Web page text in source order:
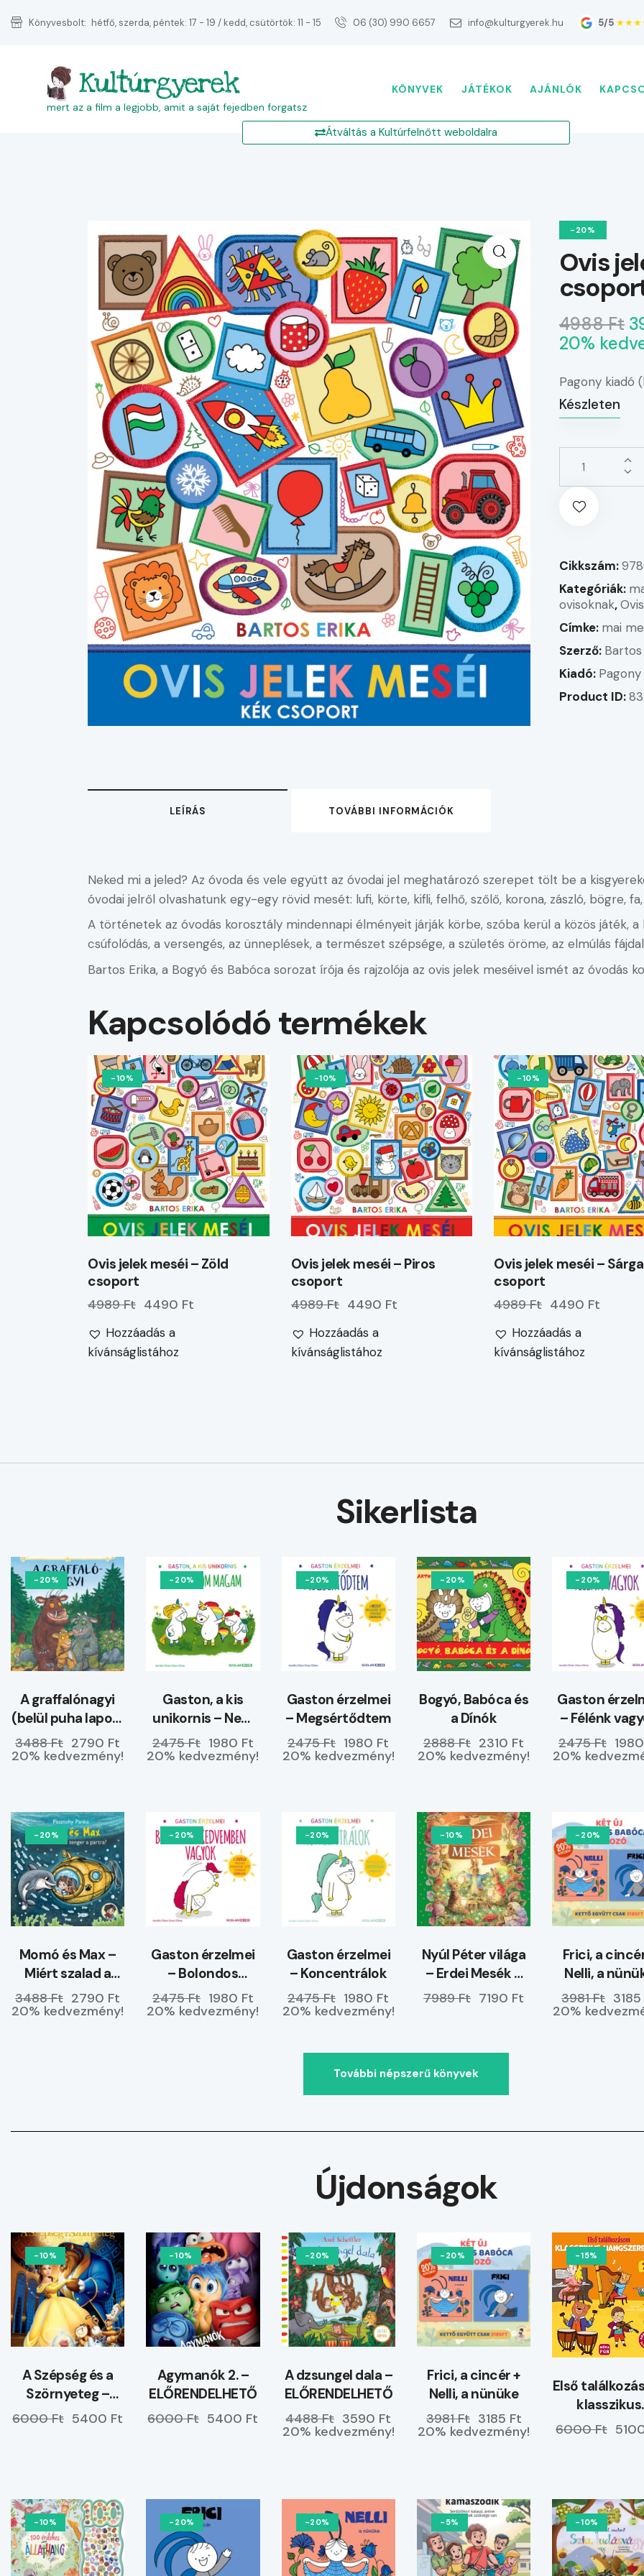
Könyvesbolt: hétfő, szerda, péntek: 17 - 19 / kedd, csütörtök: 11 - 15 06 (30) 990 6657 info@kulturgyerek.hu 5/5
Kultúrgyerek
mert az a film a legjobb, amit a saját fejedben forgatsz
KÖNYVEK JÁTÉKOK AJÁNLÓK
Átváltás a Kultúrfelnőtt weboldalra
-20%
Ovis
4988 Ft
20%
Pagony kiadó
Készleten
Cikkszám:
Kategóriák:
ovisoknak,
Címke: mai
Szerző:
Kiadó:
Product ID:
LEÍRÁS TOVÁBBI INFORMÁCIÓK
Neked mi a jeled? Az óvoda és vele együtt az óvodai jel meghatározó szerepet tölt be a
óvodai jelről olvashatunk egy-egy rövid mesét: lufi, körte, kifli, felhő, szőlő, korona, zászló, bögre,
A történetek az óvodás korosztály mindennapi élményeit járják körbe, szóba kerül a közös játék, a
csúfolódás, a versengés, az ünneplések, a természet szépsége, a születés öröme, az elmúlás
Bartos Erika, a Bogyó és Babóca sorozat írója és rajzolója az ovis jelek meséivel ismét az óvodás
Kapcsolódó termékek
-10%
Ovis jelek meséi – Zöld
csoport
4989 Ft 4490 Ft
Hozzáadás a
kívánságlistához
-10%
Ovis jelek meséi – Piros
csoport
4989 Ft 4490 Ft
Hozzáadás a
kívánságlistához
-10%
Ovis jelek meséi – Sárga
csoport
4989 Ft 4490 Ft
Hozzáadás a
kívánságlistához
Sikerlista
-20%
A graffalónagyi
(belül puha lapos)
ELŐRENDELHETŐ
3488 Ft 2790 Ft
20% kedvezmény!
-20%
Gaston, a kis
unikornis – Nem
hagyom magam
2475 Ft 1980 Ft
20% kedvezmény!
-20%
Gaston érzelmei
– Megsértődtem
2475 Ft 1980 Ft
20% kedvezmény!
-20%
Bogyó, Babóca és
a Dínók
2888 Ft 2310 Ft
20% kedvezmény!
-20%
Gaston
– Félénk
2475 Ft
20%
-20%
Momó és Max –
Miért szalad a
tenger a partra?
3488 Ft 2790 Ft
20% kedvezmény!
-20%
Gaston érzelmei
– Bolondos
kedvemben
vagyok
2475 Ft 1980 Ft
20% kedvezmény!
-20%
Gaston érzelmei
– Koncentrálok
2475 Ft 1980 Ft
20% kedvezmény!
-10%
Nyúl Péter világa
– Erdei Mesék –
ELŐRENDELHETŐ
7989 Ft 7190 Ft
-20%
Frici, a
Nelli, a
3981 Ft
20%
További népszerű könyvek
Újdonságok
-10%
A Szépség és a
Szörnyeteg –
ELŐRENDELHETŐ
6000 Ft 5400 Ft
-10%
Agymanók 2. –
ELŐRENDELHETŐ
6000 Ft 5400 Ft
-20%
A dzsungel dala –
ELŐRENDELHETŐ
4488 Ft 3590 Ft
20% kedvezmény!
-20%
Frici, a cincér +
Nelli, a nünüke
3981 Ft 3185 Ft
20% kedvezmény!
-15%
Első
klasszikus
6000 Ft
-10% -20% -20% -5% -10%